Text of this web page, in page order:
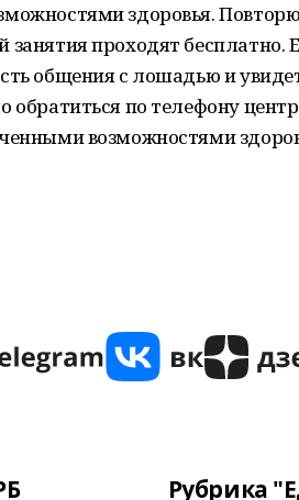
здоровья.
занятия проходят бесплатно.
общения с лошадью и
обратиться по телефону
возможностями
Рубрика